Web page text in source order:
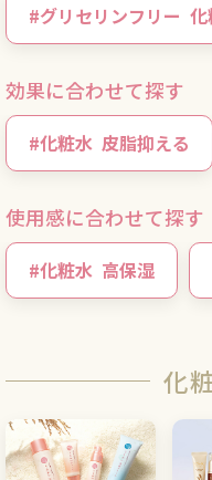
#グリセリンフリー
効果に合わせて探す
#化粧水 皮脂抑える
使用感に合わせて探す
#化粧水 高保湿
化